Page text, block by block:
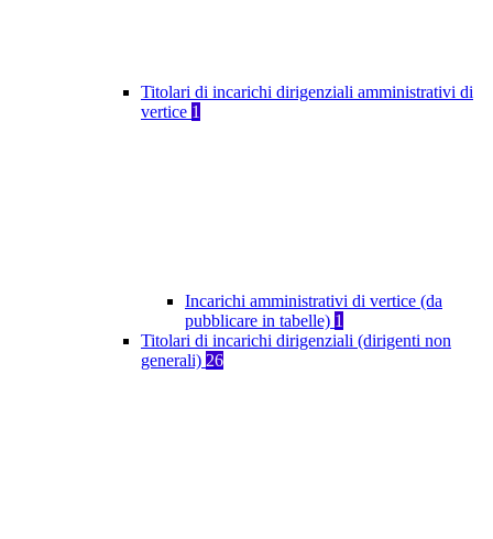
Titolari di incarichi dirigenziali amministrativi di
vertice 1
Incarichi amministrativi di vertice (da
pubblicare in tabelle) 1
Titolari di incarichi dirigenziali (dirigenti non
generali) 26